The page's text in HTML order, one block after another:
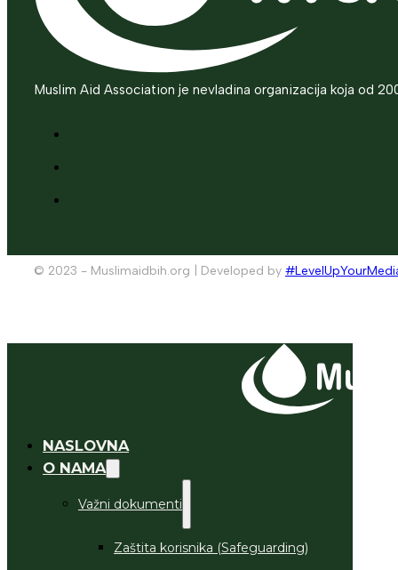
Muslim Aid Association je nevladina organizacija koja od
© 2023 - Muslimaidbih.org | Developed by
NASLOVNA
O NAMA
Važni dokumenti
Zaštita korisnika (Safeguarding)